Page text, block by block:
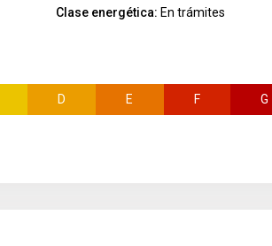
Clase energética: En trámites
D E F G